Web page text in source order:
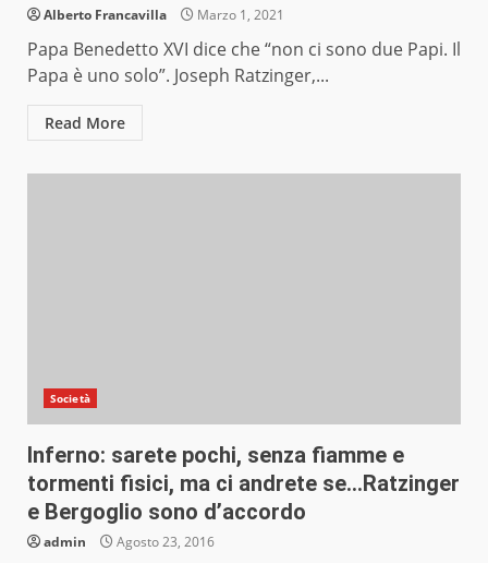
Alberto Francavilla Marzo 1, 2021
Papa Benedetto XVI dice che “non ci sono due Papi. Il
Papa è uno solo”. Joseph Ratzinger,...
Read More
Società
Inferno: sarete pochi, senza fiamme e
tormenti fisici, ma ci andrete se…Ratzinger
e Bergoglio sono d’accordo
admin Agosto 23, 2016